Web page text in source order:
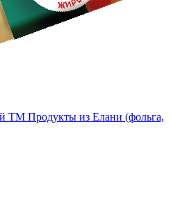
TM Продукты из Елани (фольга,